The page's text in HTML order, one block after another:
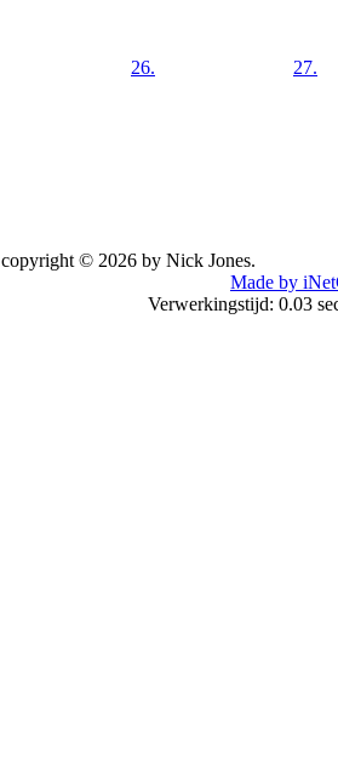
26. 27.
copyright © 2026 by Nick Jones.
Made by
Verwerkingstijd: 0.03